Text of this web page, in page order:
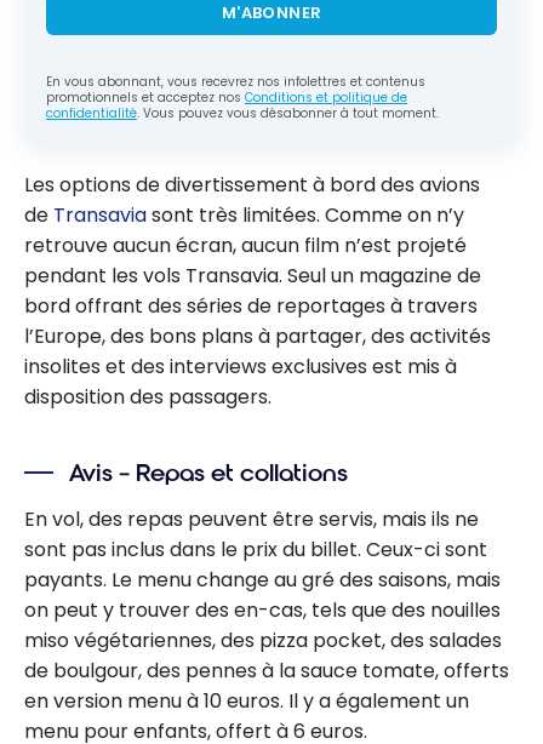
M'ABONNER
En vous abonnant, vous recevrez nos infolettres et contenus
promotionnels et acceptez nos Conditions et politique de
confidentialité. Vous pouvez vous désabonner à tout moment.
Les options de divertissement à bord des avions
de Transaviasont très limitées. Comme on n’y
retrouve aucun écran, aucun film n’est projeté
pendant les vols Transavia. Seul un magazine de
bord offrant des séries de reportages à travers
l’Europe, des bons plans à partager, des activités
insolites et des interviews exclusives est mis à
disposition des passagers.
Avis – Repas et collations
En vol, des repas peuvent être servis, mais ils ne
sont pas inclus dans le prix du billet. Ceux-ci sont
payants. Le menu change au gré des saisons, mais
on peut y trouver des en-cas, tels que des nouilles
miso végétariennes, des pizza pocket, des salades
de boulgour, des pennes à la sauce tomate, offerts
en version menu à 10 euros. Il y a également un
menu pour enfants, offert à 6 euros.